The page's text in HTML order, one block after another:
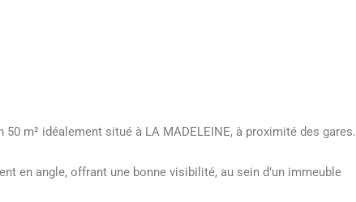
m² idéalement situé à LA MADELEINE, à proximité des gares.
en angle, offrant une bonne visibilité, au sein d’un immeuble